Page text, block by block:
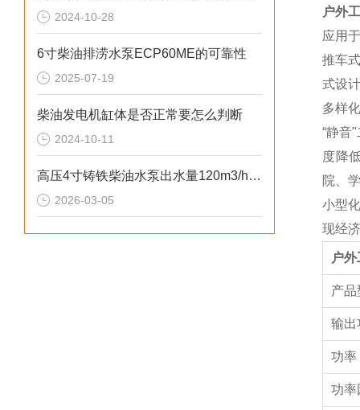
2024-10-28
6寸柴油排涝水泵ECP60ME的可靠性
2025-07-19
柴油发电机缸体是否正常要怎么判断
2024-10-11
高压4寸铸铁柴油水泵出水量120m3/h参数
2026-03-05
户外
应用
推车
式设
多样
“静音
度降
院、
小型
现经
户
产品
输出
功率
功率